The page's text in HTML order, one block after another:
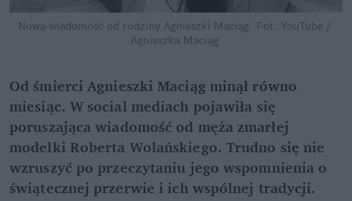
Nowa wiadomość od rodziny Agnieszki Maciąg. Fot. YouTube /
Agnieszka Maciąg
Od śmierci Agnieszki Maciąg minął równo
miesiąc. W social mediach pojawiła się
poruszająca wiadomość od męża zmarłej
modelki Roberta Wolańskiego. Trudno się nie
wzruszyć po przeczytaniu jego wspomnienia o
świątecznej przerwie i ich wspólnej tradycji.